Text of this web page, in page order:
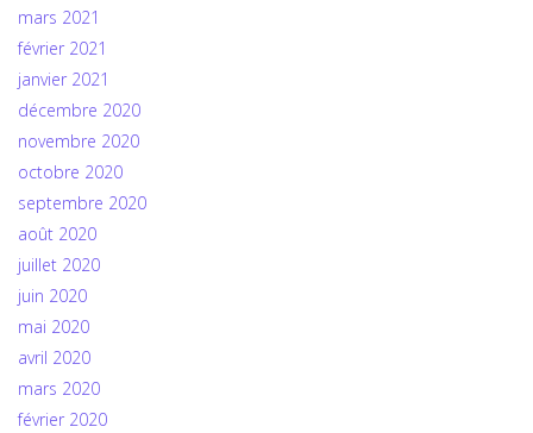
mars 2021
février 2021
janvier 2021
décembre 2020
novembre 2020
octobre 2020
septembre 2020
août 2020
juillet 2020
juin 2020
mai 2020
avril 2020
mars 2020
février 2020